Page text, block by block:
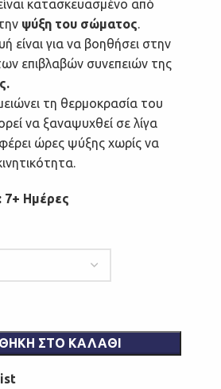
κατασκευασμένο από
ψύξη του σώματος.
είναι για να βοηθήσει στην
επιβλαβών συνεπειών της
τη θερμοκρασία του
να ξαναψυχθεί σε λίγα
ώρες ψύξης χωρίς να
7+ Ημέρες
ΣΤΟ ΚΑΛΆΘΙ